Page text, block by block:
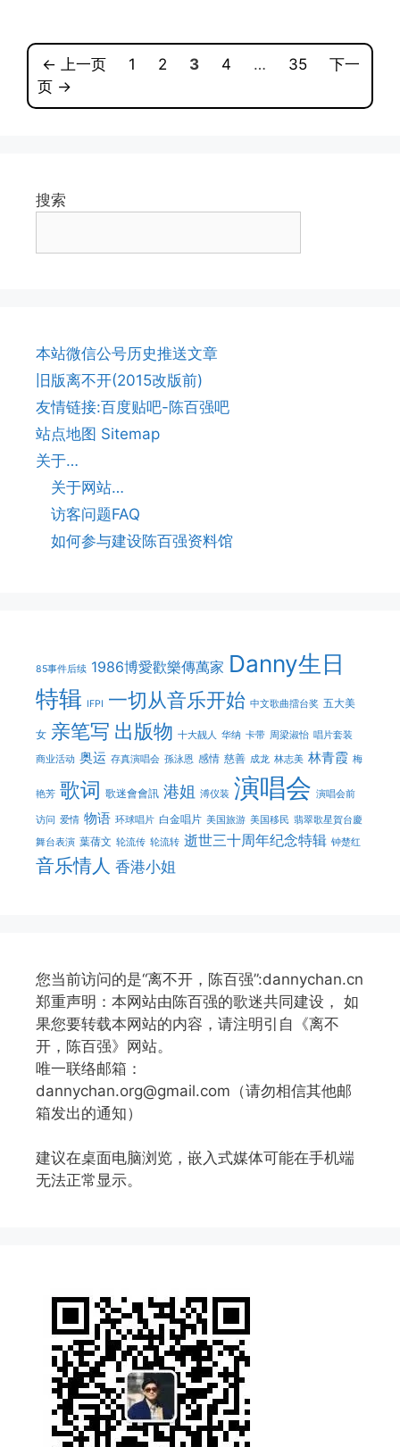
← 上一页
页
1
页
2
页
3
页
4 …
页
35
下一
页 →
搜索
本站微信公号历史推送文章
旧版离不开(2015改版前)
友情链接:百度贴吧-陈百强吧
站点地图 Sitemap
关于…
关于网站…
访客问题FAQ
如何参与建设陈百强资料馆
85事件后续 1986博愛歡樂傳萬家 Danny生日
特辑 IFPI 一切从音乐开始 中文歌曲擂台奖 五大美
女 亲笔写 出版物 十大靓人 华纳 卡带 周梁淑怡 唱片套装
商业活动 奥运 存真演唱会 孫泳恩 感情 慈善 成龙 林志美 林青霞 梅
艳芳 歌词 歌迷會會訊 港姐 溥仪装 演唱会 演唱会前
访问 爱情 物语 环球唱片 白金唱片 美国旅游 美国移民 翡翠歌星賀台慶
舞台表演 葉蒨文 轮流传 轮流转 逝世三十周年纪念特辑 钟楚红
音乐情人 香港小姐
您当前访问的是“离不开，陈百强”:dannychan.cn
郑重声明：本网站由陈百强的歌迷共同建设， 如
果您要转载本网站的内容，请注明引自《离不
开，陈百强》网站。
唯一联络邮箱：
dannychan.org@gmail.com（请勿相信其他邮
箱发出的通知）
建议在桌面电脑浏览，嵌入式媒体可能在手机端
无法正常显示。